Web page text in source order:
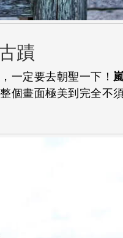
蹟
一定要去朝聖一下！
個畫面極美到完全不